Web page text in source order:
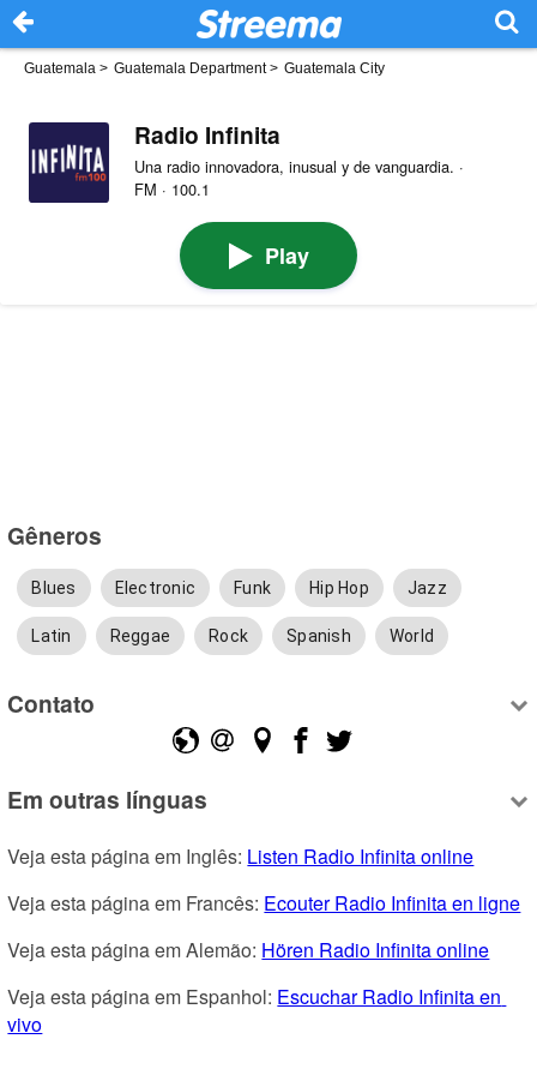
Guatemala > Guatemala Department> Guatemala City
Radio Infinita
Una radio innovadora, inusual y de vanguardia. ·
FM · 100.1
Play
Gêneros
Blues Electronic Funk Hip Hop Jazz
Latin Reggae Rock Spanish World
Contato
Em outras línguas
Veja esta página em Inglês: Listen Radio Infinita online
Veja esta página em Francês: Ecouter Radio Infinita en ligne
Veja esta página em Alemão: Hören Radio Infinita online
Veja esta página em Espanhol: Escuchar Radio Infinita en
vivo